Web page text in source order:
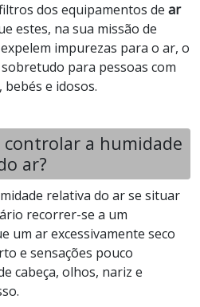
dos equipamentos de ar
estes, na sua missão de
impurezas para o ar, o
para pessoas com
e idosos.
a humidade
ar?
relativa do ar se situar
recorrer-se a um
um ar excessivamente seco
e sensações pouco
cabeça, olhos, nariz e